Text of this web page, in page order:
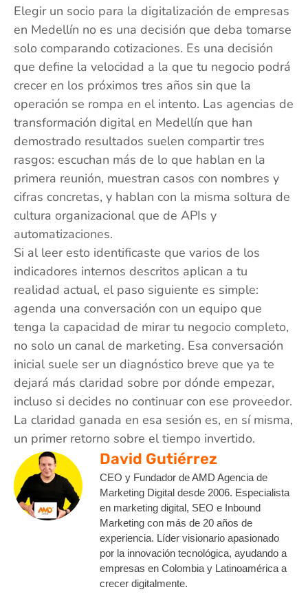
Elegir un socio para la digitalización de empresas
en Medellín no es una decisión que deba tomarse
solo comparando cotizaciones. Es una decisión
que define la velocidad a la que tu negocio podrá
crecer en los próximos tres años sin que la
operación se rompa en el intento. Las agencias de
transformación digital en Medellín que han
demostrado resultados suelen compartir tres
rasgos: escuchan más de lo que hablan en la
primera reunión, muestran casos con nombres y
cifras concretas, y hablan con la misma soltura de
cultura organizacional que de APIs y
automatizaciones.
Si al leer esto identificaste que varios de los
indicadores internos descritos aplican a tu
realidad actual, el paso siguiente es simple:
agenda una conversación con un equipo que
tenga la capacidad de mirar tu negocio completo,
no solo un canal de marketing. Esa conversación
inicial suele ser un diagnóstico breve que ya te
dejará más claridad sobre por dónde empezar,
incluso si decides no continuar con ese proveedor.
La claridad ganada en esa sesión es, en sí misma,
un primer retorno sobre el tiempo invertido.
David Gutiérrez
CEO y Fundador de AMD Agencia de
Marketing Digital desde 2006. Especialista
en marketing digital, SEO e Inbound
Marketing con más de 20 años de
experiencia. Líder visionario apasionado
por la innovación tecnológica, ayudando a
empresas en Colombia y Latinoamérica a
crecer digitalmente.